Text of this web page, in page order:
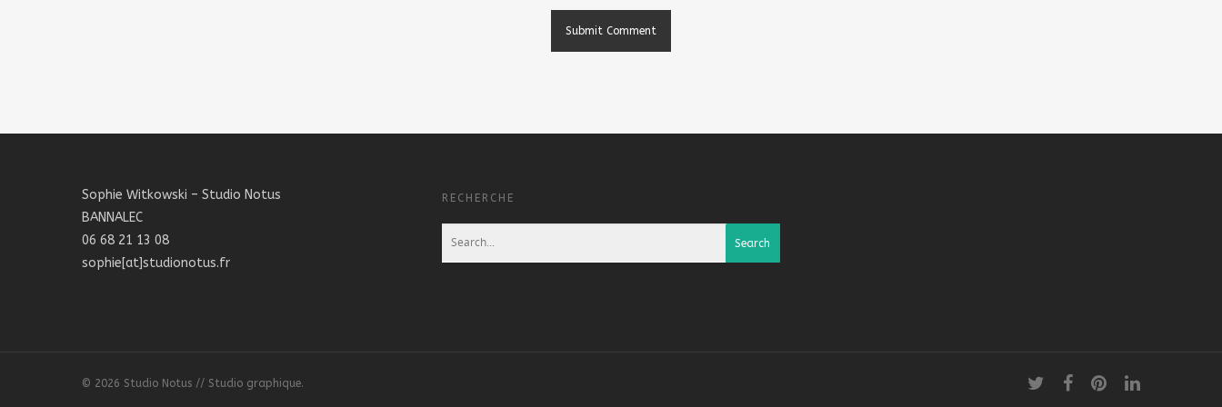
Sophie Witkowski – Studio Notus
BANNALEC
06 68 21 13 08
sophie[at]studionotus.fr
RECHERCHE
© 2026 Studio Notus // Studio graphique.